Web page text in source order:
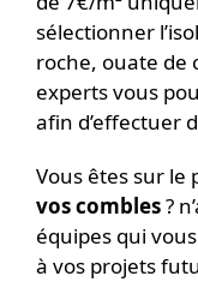
sélectionner
roche, ouate de
experts vous
afin d’effectuer
Vous êtes sur le
vos combles?
équipes qui
à vos projets